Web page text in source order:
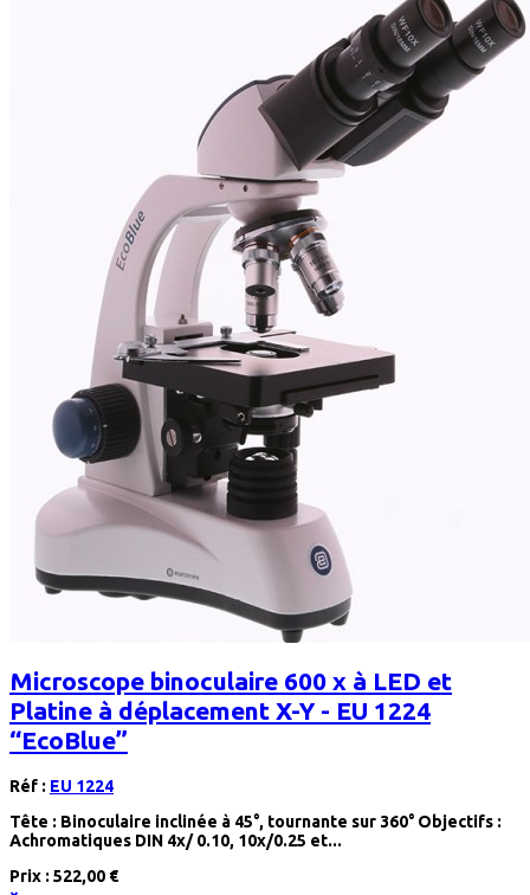
Microscope binoculaire 600 x à LED et
Platine à déplacement X-Y - EU 1224
“EcoBlue”
Réf : EU 1224
Tête : Binoculaire inclinée à 45°, tournante sur 360° Objectifs :
Achromatiques DIN 4x/ 0.10, 10x/0.25 et...
Prix : 522,00 €